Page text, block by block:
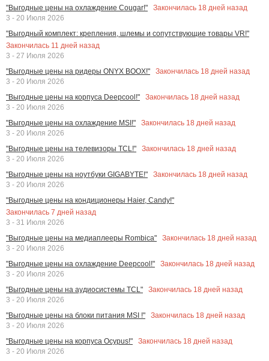
"Выгодные цены на охлаждение Cougar!"
Закончилась 18 дней назад
3 - 20 Июля 2026
"Выгодный комплект: крепления, шлемы и сопутствующие товары VR!"
Закончилась 11 дней назад
3 - 27 Июля 2026
"Выгодные цены на ридеры ONYX BOOX!"
Закончилась 18 дней назад
3 - 20 Июля 2026
"Выгодные цены на корпуса Deepcool!"
Закончилась 18 дней назад
3 - 20 Июля 2026
"Выгодные цены на охлаждение MSI!"
Закончилась 18 дней назад
3 - 20 Июля 2026
"Выгодные цены на телевизоры TCL!"
Закончилась 18 дней назад
3 - 20 Июля 2026
"Выгодные цены на ноутбуки GIGABYTE!"
Закончилась 18 дней назад
3 - 20 Июля 2026
"Выгодные цены на кондиционеры Haier, Candy!"
Закончилась 7 дней назад
3 - 31 Июля 2026
"Выгодные цены на медиаплееры Rombica"
Закончилась 18 дней назад
3 - 20 Июля 2026
"Выгодные цены на охлаждение Deepcool!"
Закончилась 18 дней назад
3 - 20 Июля 2026
"Выгодные цены на аудиосистемы TCL"
Закончилась 18 дней назад
3 - 20 Июля 2026
"Выгодные цены на блоки питания MSI !"
Закончилась 18 дней назад
3 - 20 Июля 2026
"Выгодные цены на корпуса Ocypus!"
Закончилась 18 дней назад
3 - 20 Июля 2026